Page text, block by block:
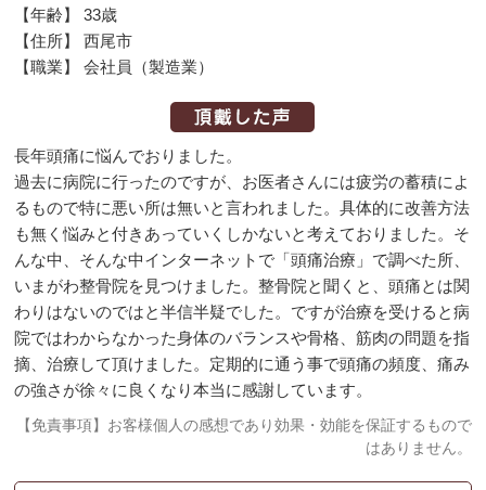
【年齢】 33歳
【住所】 西尾市
【職業】 会社員（製造業）
長年頭痛に悩んでおりました。
過去に病院に行ったのですが、お医者さんには疲労の蓄積によ
るもので特に悪い所は無いと言われました。具体的に改善方法
も無く悩みと付きあっていくしかないと考えておりました。そ
んな中、そんな中インターネットで「頭痛治療」で調べた所、
いまがわ整骨院を見つけました。整骨院と聞くと、頭痛とは関
わりはないのではと半信半疑でした。ですが治療を受けると病
院ではわからなかった身体のバランスや骨格、筋肉の問題を指
摘、治療して頂けました。定期的に通う事で頭痛の頻度、痛み
の強さが徐々に良くなり本当に感謝しています。
【免責事項】お客様個人の感想であり効果・効能を保証するもので
はありません。